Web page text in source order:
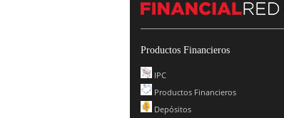
Productos Financieros
IPC
Productos Financieros
Depósitos